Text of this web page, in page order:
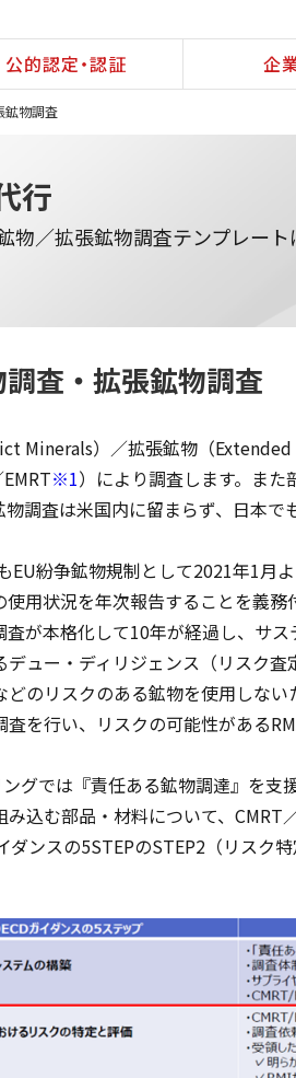
公的認定・認証 企
鉱物調査
行
物／拡張鉱物調査テンプレート
査・拡張鉱物調査
Minerals）／拡張鉱物（
※1）により調査します。ま
物調査は米国内に留まらず、日本
EU紛争鉱物規制として2021年1月
用状況を年次報告することを義務
が本格化して10年が経過し、サ
ュー・ディリジェンス（リスク査
どのリスクのある鉱物を使用しな
を行い、リスクの可能性がある
グでは『責任ある鉱物調達』を支
込む部品・材料について、CMRT
ダンスの5STEPのSTEP2（リスク